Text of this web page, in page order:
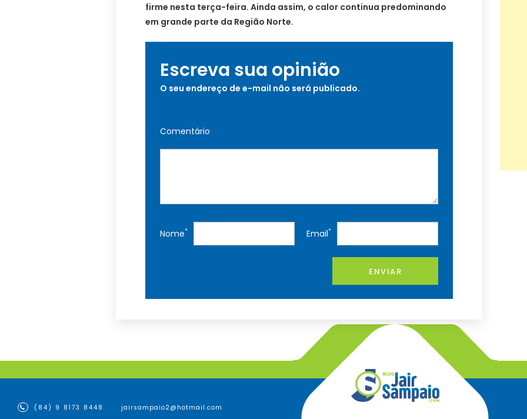
firme nesta terça-feira. Ainda assim, o calor continua predominando
em grande parte da Região Norte.
Escreva sua opinião
O seu endereço de e-mail não será publicado.
Comentário
Nome* Email*
ENVIAR
(84) 9 8173 8448 jairsampaio2@hotmail.com